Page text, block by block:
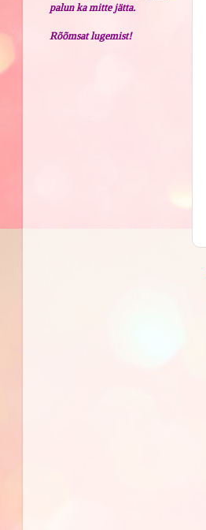
palun ka mitte jätta.
Rõõmsat lugemist!